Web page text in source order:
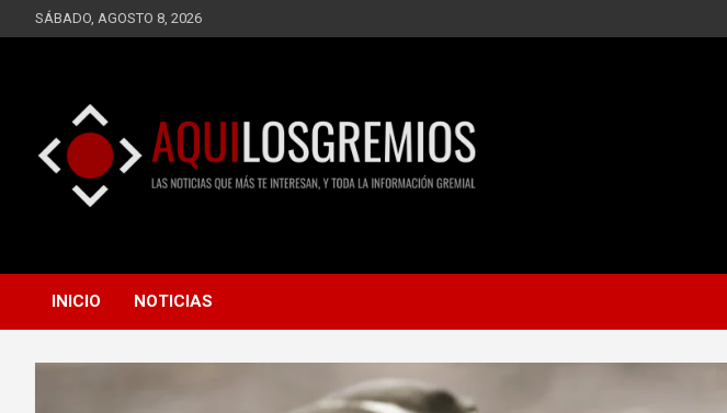
Saltar
al
SÁBADO, AGOSTO 8, 2026
AQUÍ LOS GREMIOS
INFORMACIÓN GREMIAL
INICIO
NOTICIAS